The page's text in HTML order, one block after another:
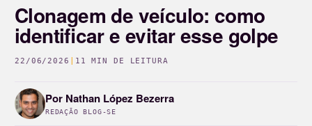
Clonagem de veículo: como
identificar e evitar esse golpe
22/06/2026 11 MIN DE LEITURA
Por Nathan López Bezerra
REDAÇÃO BLOG-SE